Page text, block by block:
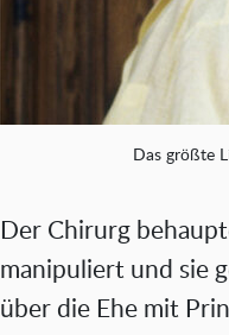
Das größte
Der Chirurg
manipuliert und sie
über die Ehe mit